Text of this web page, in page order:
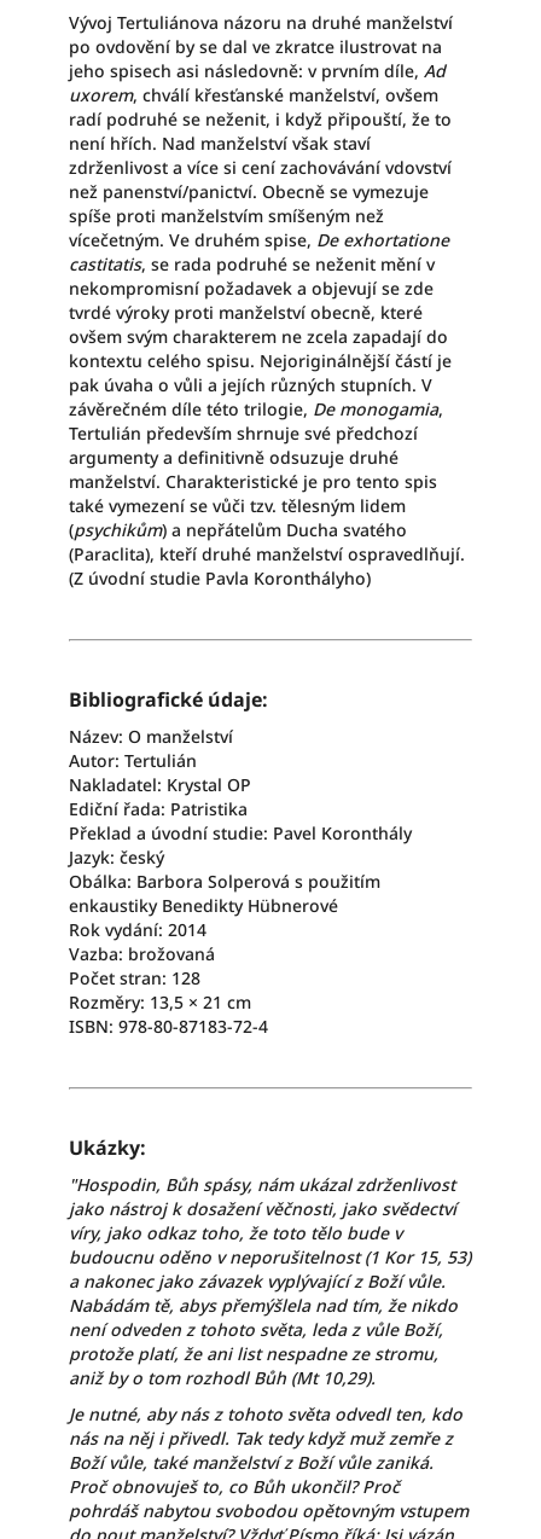
Vývoj Tertuliánova názoru na druhé manželství
po ovdovění by se dal ve zkratce ilustrovat na
jeho spisech asi následovně: v prvním díle, Ad
uxorem, chválí křesťanské manželství, ovšem
radí podruhé se neženit, i když připouští, že to
není hřích. Nad manželství však staví
zdrženlivost a více si cení zachovávání vdovství
než panenství/panictví. Obecně se vymezuje
spíše proti manželstvím smíšeným než
vícečetným. Ve druhém spise, De exhortatione
castitatis, se rada podruhé se neženit mění v
nekompromisní požadavek a objevují se zde
tvrdé výroky proti manželství obecně, které
ovšem svým charakterem ne zcela zapadají do
kontextu celého spisu. Nejoriginálnější částí je
pak úvaha o vůli a jejích různých stupních. V
závěrečném díle této trilogie, De monogamia,
Tertulián především shrnuje své předchozí
argumenty a definitivně odsuzuje druhé
manželství. Charakteristické je pro tento spis
také vymezení se vůči tzv. tělesným lidem
(psychikům) a nepřátelům Ducha svatého
(Paraclita), kteří druhé manželství ospravedlňují.
(Z úvodní studie Pavla Koronthályho)
Bibliografické údaje:
Název: O manželství
Autor: Tertulián
Nakladatel: Krystal OP
Ediční řada: Patristika
Překlad a úvodní studie: Pavel Koronthály
Jazyk: český
Obálka: Barbora Solperová s použitím
enkaustiky Benedikty Hübnerové
Rok vydání: 2014
Vazba: brožovaná
Počet stran: 128
Rozměry: 13,5 × 21 cm
ISBN: 978-80-87183-72-4
Ukázky:
"Hospodin, Bůh spásy, nám ukázal zdrženlivost
jako nástroj k dosažení věčnosti, jako svědectví
víry, jako odkaz toho, že toto tělo bude v
budoucnu oděno v neporušitelnost (1 Kor 15, 53)
a nakonec jako závazek vyplývající z Boží vůle.
Nabádám tě, abys přemýšlela nad tím, že nikdo
není odveden z tohoto světa, leda z vůle Boží,
protože platí, že ani list nespadne ze stromu,
aniž by o tom rozhodl Bůh (Mt 10,29).
Je nutné, aby nás z tohoto světa odvedl ten, kdo
nás na něj i přivedl. Tak tedy když muž zemře z
Boží vůle, také manželství z Boží vůle zaniká.
Proč obnovuješ to, co Bůh ukončil? Proč
pohrdáš nabytou svobodou opětovným vstupem